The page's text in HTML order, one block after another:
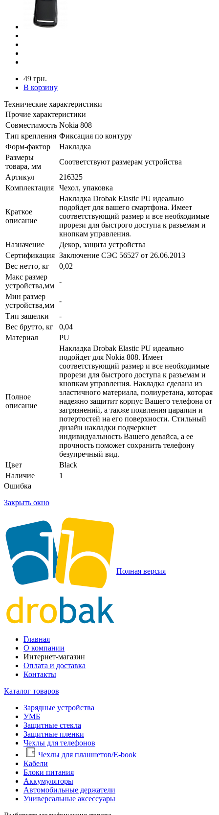
49 грн.
В корзину
Технические характеристики
Прочие характеристики
Совместимость Nokia 808
Тип крепления Фиксация по контуру
Форм-фактор
Накладка
Размеры
товара, мм
Соответствуют размерам устройства
Артикул
216325
Комплектация
Чехол, упаковка
Краткое
описание
Накладка Drobak Elastic PU идеально
подойдет для вашего смартфона. Имеет
соответствующий размер и все необходимые
прорези для быстрого доступа к разъемам и
кнопкам управления.
Назначение
Декор, защита устройства
Сертификация Заключение СЭС 56527 от 26.06.2013
Вес нетто, кг
0,02
Макс размер
устройства,мм
-
Мин размер
устройства,мм
-
Тип защелки
-
Вес брутто, кг
0,04
Материал
PU
Полное
описание
Накладка Drobak Elastic PU идеально
подойдет для Nokia 808. Имеет
соответствующий размер и все необходимые
прорези для быстрого доступа к разъемам и
кнопкам управления. Накладка сделана из
эластичного материала, полиуретана, которая
надежно защитит корпус Вашего телефона от
загрязнений, а также появления царапин и
потертостей на его поверхности. Стильный
дизайн накладки подчеркнет
индивидуальность Вашего девайса, а ее
прочность поможет сохранить телефону
безупречный вид.
Цвет
Black
Наличие
1
Ошибка
Закрыть окно
Полная версия
Главная
О компании
Интернет-магазин
Оплата и доставка
Контакты
Каталог товаров
Зарядные устройства
УМБ
Защитные стекла
Защитные пленки
Чехлы для телефонов
Чехлы для планшетов/E-book
Кабели
Блоки питания
Аккумуляторы
Автомобильные держатели
Универсальные аксессуары